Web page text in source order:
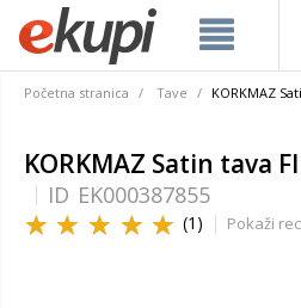
Početna stranica Tave KORKMAZ
KORKMAZ Satin tava
ID EK000387855
(1) Pokaži